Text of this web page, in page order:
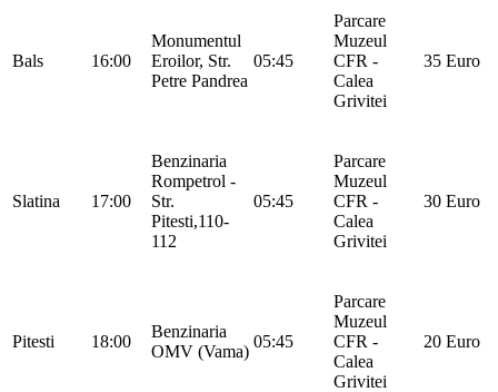
Bals 16:00
Monumentul
Eroilor, Str.
Petre Pandrea
05:45
Parcare
Muzeul
CFR -
Calea
Grivitei
35 Euro
Slatina 17:00
Benzinaria
Rompetrol -
Str.
Pitesti,110-
112
05:45
Parcare
Muzeul
CFR -
Calea
Grivitei
30 Euro
Pitesti 18:00
Benzinaria
OMV (Vama)
05:45
Parcare
Muzeul
CFR -
Calea
Grivitei
20 Euro